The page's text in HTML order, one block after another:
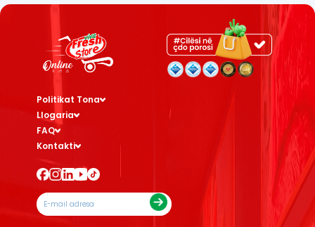
Politikat Tona
Llogaria
FAQ
Kontakti